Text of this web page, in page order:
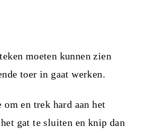
moeten kunnen zien
toer in gaat werken.
en trek hard aan het
gat te sluiten en knip dan